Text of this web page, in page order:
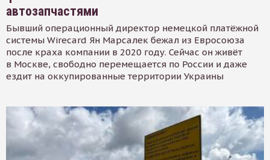
автозапчастями
Бывший операционный директор немецкой платёжной
системы Wirecard Ян Марсалек бежал из Евросоюза
после краха компании в 2020 году. Сейчас он живёт
в Москве, свободно перемещается по России и даже
ездит на оккупированные территории Украины